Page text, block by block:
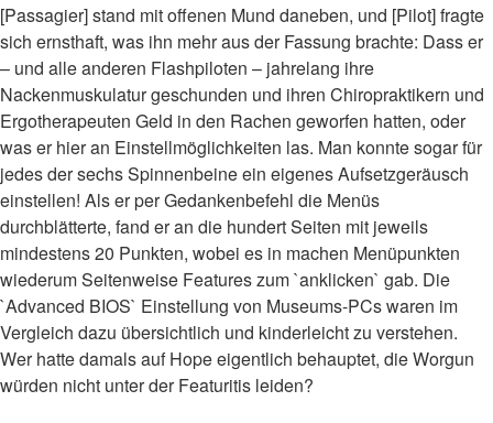
[Passagier] stand mit offenen Mund daneben, und [Pilot] fragte
sich ernsthaft, was ihn mehr aus der Fassung brachte: Dass er
– und alle anderen Flashpiloten – jahrelang ihre
Nackenmuskulatur geschunden und ihren Chiropraktikern und
Ergotherapeuten Geld in den Rachen geworfen hatten, oder
was er hier an Einstellmöglichkeiten las. Man konnte sogar für
jedes der sechs Spinnenbeine ein eigenes Aufsetzgeräusch
einstellen! Als er per Gedankenbefehl die Menüs
durchblätterte, fand er an die hundert Seiten mit jeweils
mindestens 20 Punkten, wobei es in machen Menüpunkten
wiederum Seitenweise Features zum `anklicken` gab. Die
`Advanced BIOS` Einstellung von Museums-PCs waren im
Vergleich dazu übersichtlich und kinderleicht zu verstehen.
Wer hatte damals auf Hope eigentlich behauptet, die Worgun
würden nicht unter der Featuritis leiden?